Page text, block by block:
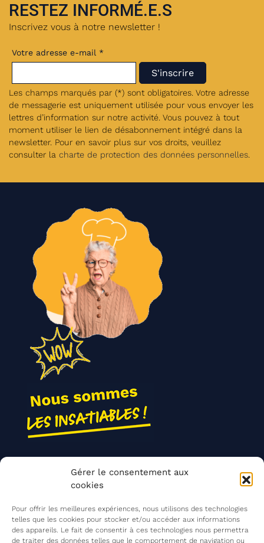
Gérer le consentement aux
cookies
Pour offrir les meilleures expériences, nous utilisons des technologies
telles que les cookies pour stocker et/ou accéder aux informations
des appareils. Le fait de consentir à ces technologies nous permettra
de traiter des données telles que le comportement de navigation ou
RESTEZ INFORMÉ.E.S
Inscrivez vous à notre newsletter !
Votre adresse e-mail *
Les champs marqués par (*) sont obligatoires. Votre adresse
de messagerie est uniquement utilisée pour vous envoyer les
lettres d’information sur notre activité. Vous pouvez à tout
moment utiliser le lien de désabonnement intégré dans la
newsletter. Pour en savoir plus sur vos droits, veuillez
consulter la charte de protection des données personnelles
Agir ensemble